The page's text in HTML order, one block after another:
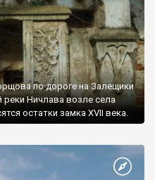
по дороге на Залещики
Ничлава возле села
остатки замка XVII века.
впервые попадает сюда.
а пейзажи вокруг -